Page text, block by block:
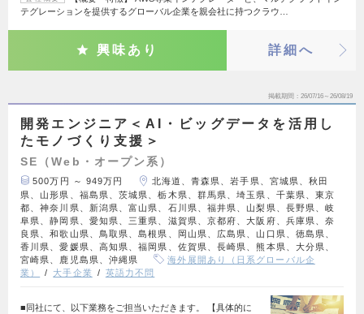
テグレーションを提供するグローバル企業を親会社に持つクラウ…
興味あり 詳細へ
掲載期間 26/07/16～26/08/19
開発エンジニア＜AI・ビッグデータを活用し
たモノづくり支援＞
SE（Web・オープン系）
500万円 ～ 949万円
北海道、青森県、岩手県、宮城県、秋田
県、山形県、福島県、茨城県、栃木県、群馬県、埼玉県、千葉県、東京
都、神奈川県、新潟県、富山県、石川県、福井県、山梨県、長野県、岐
阜県、静岡県、愛知県、三重県、滋賀県、京都府、大阪府、兵庫県、奈
良県、和歌山県、鳥取県、島根県、岡山県、広島県、山口県、徳島県、
香川県、愛媛県、高知県、福岡県、佐賀県、長崎県、熊本県、大分県、
宮崎県、鹿児島県、沖縄県
海外展開あり（日系グローバル企
業）
大手企業 英語力不問
■同社にて、以下業務をご担当いただきます。 【具体的に